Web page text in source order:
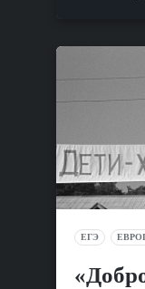
ЕГЭ